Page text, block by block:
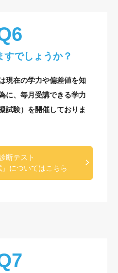
すでしょうか？
現在の学力や偏差値を知
に、毎月受講できる学力
試験）を開催しておりま
断テスト
」についてはこちら